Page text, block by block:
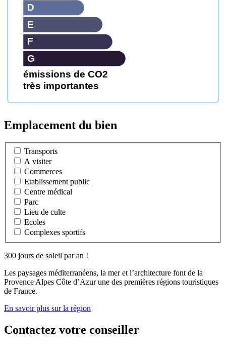
émissions de CO2
très importantes
G
F
E
D
Emplacement du bien
Transports
A visiter
Commerces
Etablissement public
Centre médical
Parc
Lieu de culte
Ecoles
Complexes sportifs
300 jours de soleil par an !
Les paysages méditerranéens, la mer et l’architecture font de la
Provence Alpes Côte d’Azur une des premières régions touristiques
de France.
En savoir plus sur la région
Contactez votre conseiller